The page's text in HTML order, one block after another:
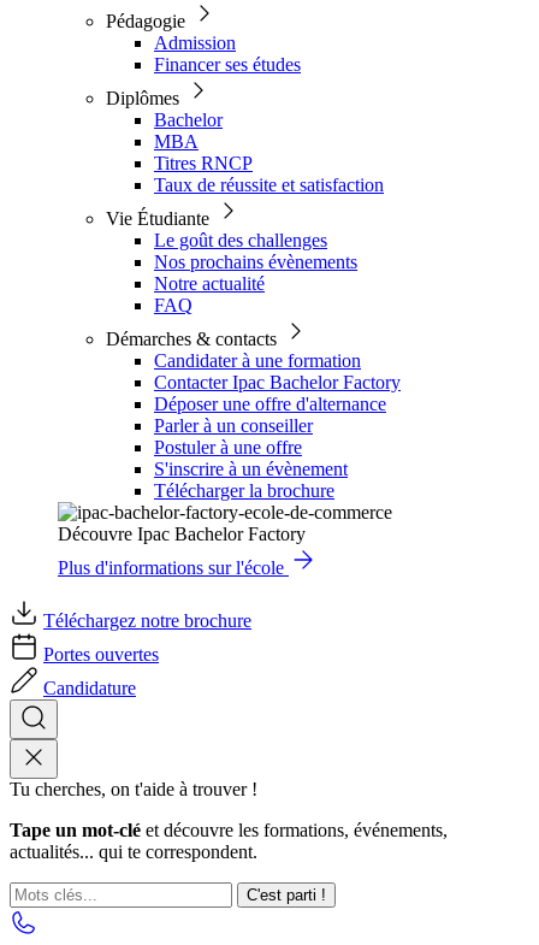
Pédagogie
Admission
Financer ses études
Diplômes
Bachelor
MBA
Titres RNCP
Taux de réussite et satisfaction
Vie Étudiante
Le goût des challenges
Nos prochains évènements
Notre actualité
FAQ
Démarches & contacts
Candidater à une formation
Contacter Ipac Bachelor Factory
Déposer une offre d'alternance
Parler à un conseiller
Postuler à une offre
S'inscrire à un évènement
Télécharger la brochure
Découvre Ipac Bachelor Factory
Plus d'informations sur l'école
Téléchargez notre brochure
Portes ouvertes
Candidature
Tu cherches, on t'aide à trouver !
Tape un mot-clé et découvre les formations, événements,
actualités... qui te correspondent.
C'est parti !